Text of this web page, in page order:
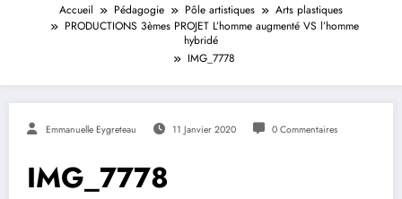
Accueil Pédagogie Pôle artistiques
Arts plastiques
PRODUCTIONS 3èmes PROJET L’homme augmenté VS l’homme
hybridé
IMG_7778
Emmanuelle Eygreteau 11 Janvier 2020 0 Commentaires
IMG_7778